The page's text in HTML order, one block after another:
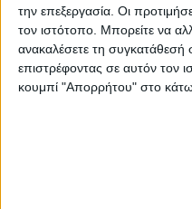
την επεξεργασία. Οι
τον ιστότοπο. Μπορείτε να
ανακαλέσετε τη
επιστρέφοντας σε αυτόν τον
κουμπί "Απορρήτου" στο κάτω
Όλα τα παραπάνω
παράγοντα
και να μη θέλουμε